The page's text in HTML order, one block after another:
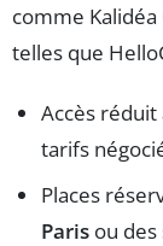
comme
telles que
Accès réduit
tarifs
Places
Paris ou des